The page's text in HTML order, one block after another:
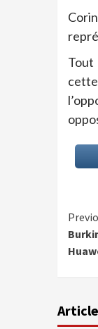
Tout